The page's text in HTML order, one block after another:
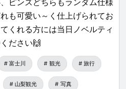
も可愛い～く仕上げられてお
くれる方には当日ノベルティ
ださい🙌
富士川 観光 旅行
山梨観光 写真